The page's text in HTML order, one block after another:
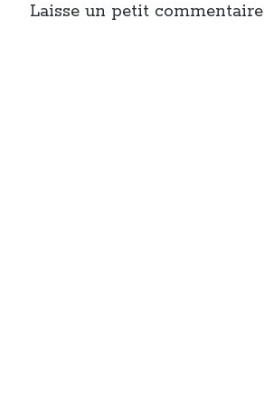
Laisse un petit commentaire